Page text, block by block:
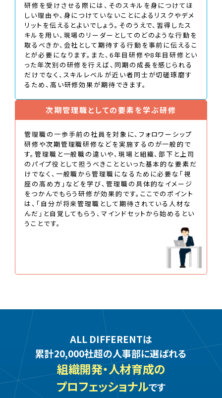
研修を受けさせる際には、そのスキルを身につけてほ
しい理由や、身につけていないことによるリスクやデメ
リットを伝えるとよいでしょう。そのうえで、習得したス
キルを用い、現場のリーダーとしてのどのような行動を
取るべきか、会社として期待する行動を事前に伝えるこ
とが必要になります。また、6年目研修や8年目研修とい
った年次別の研修を行えば、同期の成長を感じられる
だけでなく、スキルレベルが近い者同士が切磋琢磨す
るため、高い研修効果が期待できます。
次期管理職としての要素を学ぶ研修
管理職の一歩手前の社員を対象に、フォロワーシップ
研修や次期管理職研修などを実施するのが一般的で
す。管理職と一般職の違いや、現場と組織、部下と上司
のパイプ役として担うべきことといった基本的な要素だ
けでなく、一般職から管理職になるために必要な「視
座の高め方」などを学び、管理職の具体的なイメージ
をつかんでもらう研修が効果的です。ここでのポイント
は、「自分が将来管理職として期待されている人材な
んだ」と自覚してもらう、マインドセットから始めるとい
うことです。
ALL DIFFERENTは
累計20,000社超の人事部に選ばれる
組織開発・人材育成の
プロフェッショナルです